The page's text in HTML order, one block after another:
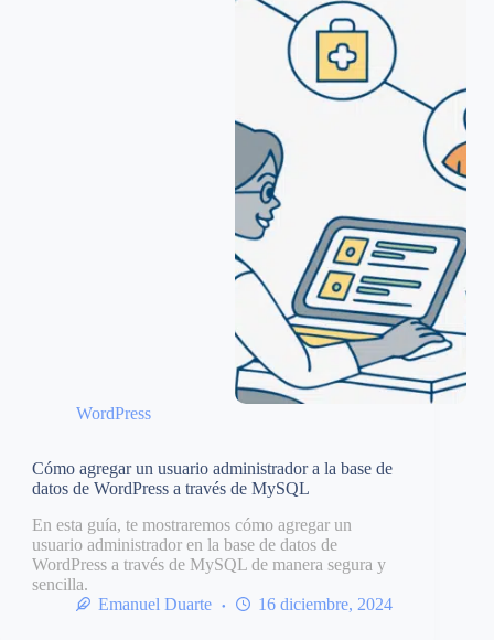
WordPress
Cómo agregar un usuario administrador a la base de
datos de WordPress a través de MySQL
En esta guía, te mostraremos cómo agregar un
usuario administrador en la base de datos de
WordPress a través de MySQL de manera segura y
sencilla.
Emanuel Duarte
16 diciembre, 2024